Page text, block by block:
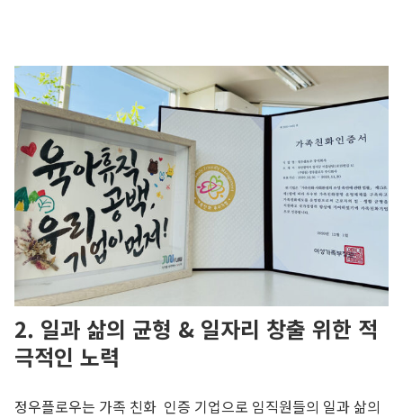
2. 일과 삶의 균형 & 일자리 창출 위한 적
극적인 노력
정우플로우는 가족 친화 인증 기업으로 임직원들의 일과 삶의